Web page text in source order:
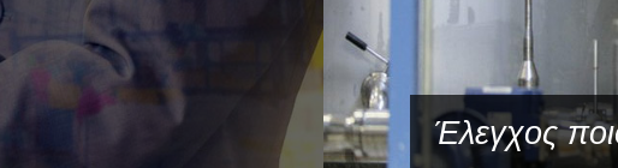
Έλεγχος
Έλεγχος ποιότητας